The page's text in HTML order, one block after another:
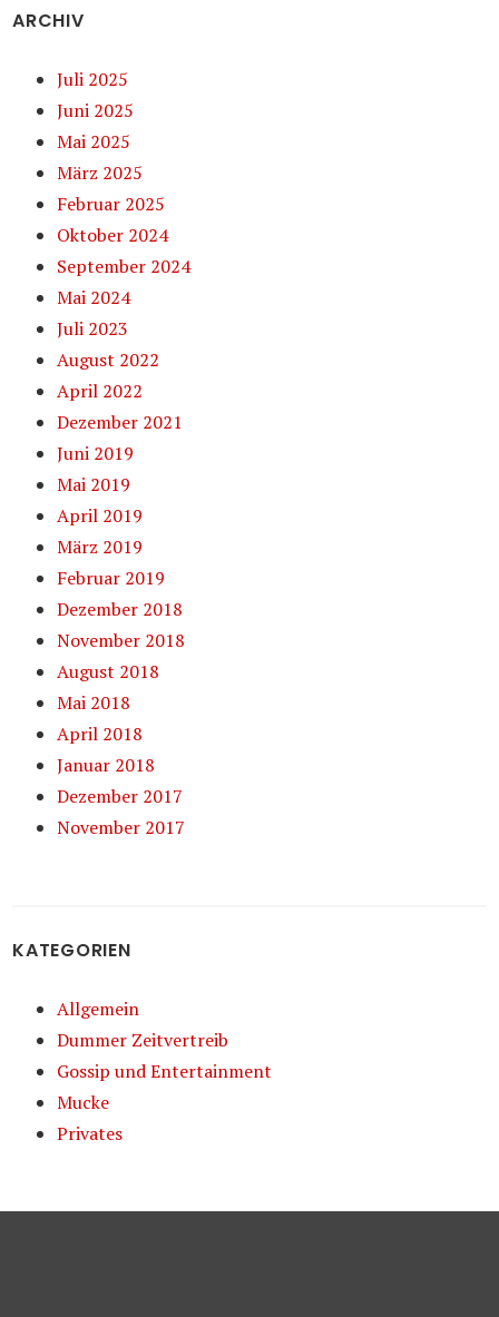
ARCHIV
Juli 2025
Juni 2025
Mai 2025
März 2025
Februar 2025
Oktober 2024
September 2024
Mai 2024
Juli 2023
August 2022
April 2022
Dezember 2021
Juni 2019
Mai 2019
April 2019
März 2019
Februar 2019
Dezember 2018
November 2018
August 2018
Mai 2018
April 2018
Januar 2018
Dezember 2017
November 2017
KATEGORIEN
Allgemein
Dummer Zeitvertreib
Gossip und Entertainment
Mucke
Privates